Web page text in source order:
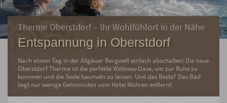
Therme Oberstdorf – Ihr Wohlfühlort in der Nähe
Entspannung in Oberstdorf
Nach einem Tag in der Allgäuer Bergwelt einfach abschalten: Die neue
Oberstdorf Therme ist die perfekte Wellness-Oase, um zur Ruhe zu
kommen und die Seele baumeln zu lassen. Und das Beste? Das Bad
liegt nur wenige Gehminuten vom Hotel Mohren entfernt.